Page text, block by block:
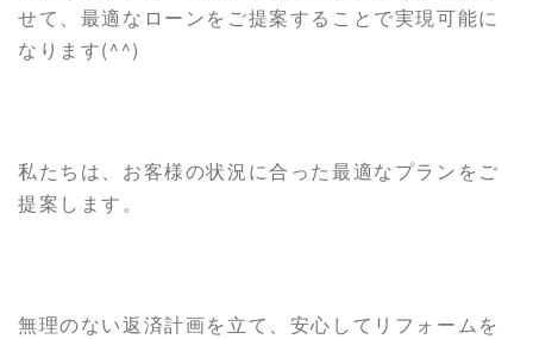
せて、最適なローンをご提案することで実現可能に
なります(^^)
私たちは、お客様の状況に合った最適なプランをご
提案します。
無理のない返済計画を立て、安心してリフォームを